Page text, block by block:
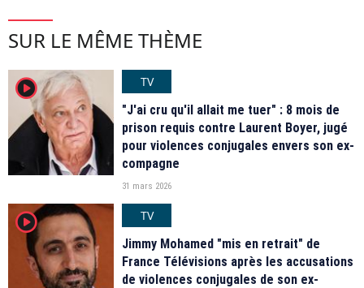
SUR LE MÊME THÈME
player2
TV
"J'ai cru qu'il allait me tuer" : 8 mois de
prison requis contre Laurent Boyer, jugé
pour violences conjugales envers son ex-
compagne
31 mars 2026
player2
TV
Jimmy Mohamed "mis en retrait" de
France Télévisions après les accusations
de violences conjugales de son ex-